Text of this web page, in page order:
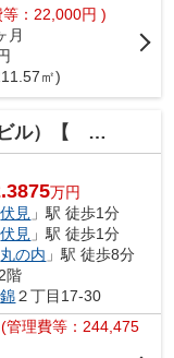
：22,000円 )
月
㎡)
スおすすめ 】
万円
伏見 」駅 徒歩1分
伏見 」駅 徒歩1分
丸の内 」駅 徒歩8分
階
錦２丁目17-30
(管理費等：244,475